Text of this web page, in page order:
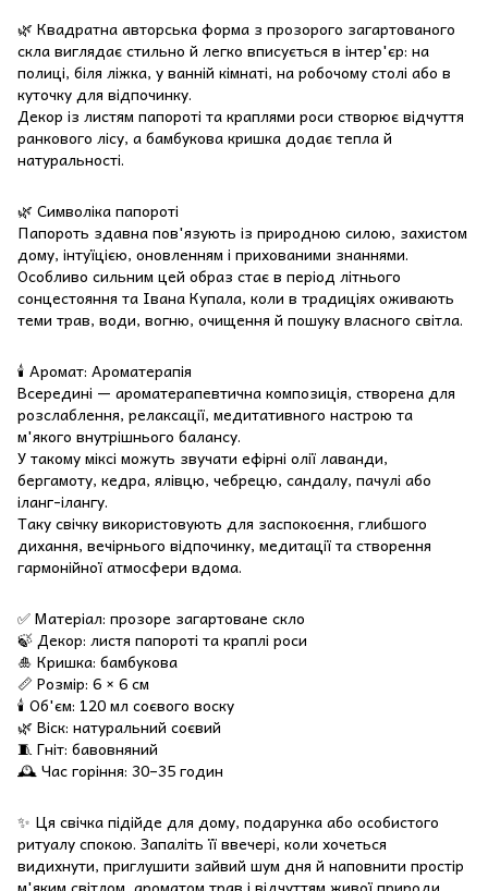
🌿 Квадратна авторська форма з прозорого загартованого
скла виглядає стильно й легко вписується в інтер'єр: на
полиці, біля ліжка, у ванній кімнаті, на робочому столі або в
куточку для відпочинку.
Декор із листям папороті та краплями роси створює відчуття
ранкового лісу, а бамбукова кришка додає тепла й
натуральності.
🌿 Символіка папороті
Папороть здавна пов'язують із природною силою, захистом
дому, інтуїцією, оновленням і прихованими знаннями.
Особливо сильним цей образ стає в період літнього
сонцестояння та Івана Купала, коли в традиціях оживають
теми трав, води, вогню, очищення й пошуку власного світла.
🕯️ Аромат: Ароматерапія
Всередині — ароматерапевтична композиція, створена для
розслаблення, релаксації, медитативного настрою та
м'якого внутрішнього балансу.
У такому міксі можуть звучати ефірні олії лаванди,
бергамоту, кедра, ялівцю, чебрецю, сандалу, пачулі або
іланг-ілангу.
Таку свічку використовують для заспокоєння, глибшого
дихання, вечірнього відпочинку, медитації та створення
гармонійної атмосфери вдома.
✅ Матеріал: прозоре загартоване скло
🍃 Декор: листя папороті та краплі роси
🎍 Кришка: бамбукова
📏 Розмір: 6 × 6 см
🕯️ Об'єм: 120 мл соєвого воску
🌿 Віск: натуральний соєвий
🧵 Гніт: бавовняний
🕰️ Час горіння: 30–35 годин
✨ Ця свічка підійде для дому, подарунка або особистого
ритуалу спокою. Запаліть її ввечері, коли хочеться
видихнути, приглушити зайвий шум дня й наповнити простір